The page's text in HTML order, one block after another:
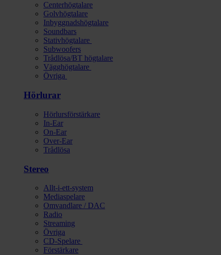
Centerhögtalare
Golvhögtalare
Inbyggnadshögtalare
Soundbars
Stativhögtalare
Subwoofers
Trådlösa/BT högtalare
Vägghögtalare
Övriga
Hörlurar
Hörlursförstärkare
In-Ear
On-Ear
Over-Ear
Trådlösa
Stereo
Allt-i-ett-system
Mediaspelare
Omvandlare / DAC
Radio
Streaming
Övriga
CD-Spelare
Förstärkare